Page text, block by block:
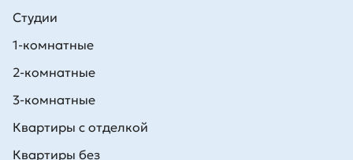
Студии
1-комнатные
2-комнатные
3-комнатные
Квартиры с отделкой
Квартиры без